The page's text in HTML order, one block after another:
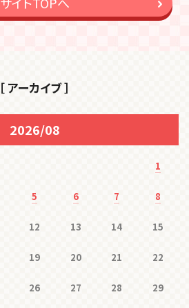
［ アーカイブ ］
2026/08
1
5 6 7 8
12 13 14 15
19 20 21 22
26 27 28 29